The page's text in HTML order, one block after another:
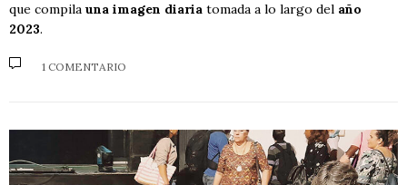
que compila una imagen diaria tomada a lo largo del año
2023.
1 COMENTARIO